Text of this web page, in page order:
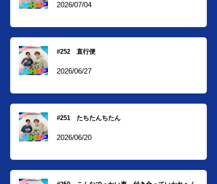
2026/07/04
#252 直行便
2026/06/27
#251 たちたんちたん
2026/06/20